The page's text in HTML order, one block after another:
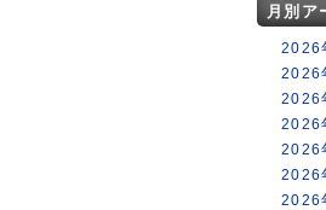
月別ア
2026
2026
2026
2026
2026
2026
2026